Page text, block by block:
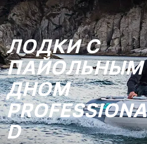
ЛОДКИ С
ПАЙОЛЬНЫМ
ДНОМ
D